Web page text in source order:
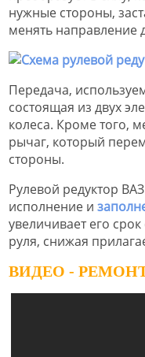
нужные стороны,
менять направление
Передача,
состоящая из двух
колеса. Кроме того,
рычаг, который
стороны.
Рулевой редуктор
исполнение и
увеличивает его
руля, снижая
ВИДЕО -